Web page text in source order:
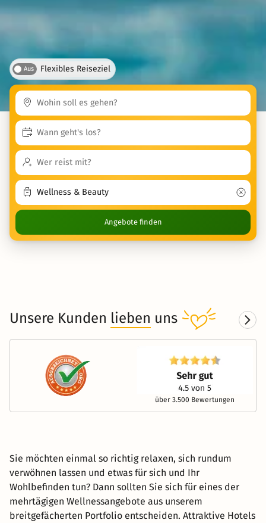
Aus Flexibles Reiseziel
Angebote finden
Unsere Kunden lieben uns
über 3.500 Bewertungen
Sie möchten einmal so richtig relaxen, sich rundum
verwöhnen lassen und etwas für sich und Ihr
Wohlbefinden tun? Dann sollten Sie sich für eines der
mehrtägigen Wellnessangebote aus unserem
breitgefächerten Portfolio entscheiden. Attraktive Hotels